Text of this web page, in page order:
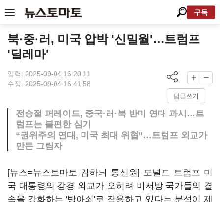
구독
북·중·러, 미국 압박 '신밀월'…트럼프
'딜레마'
입력: 2025-09-04 16:20:11
수정: 2025-09-04 16:41:58
답글쓰기
전승절 퍼레이드, 중국·러·북 반미 연대 과시…트
럼프는 불편한 심기
“권위주의 연대, 미국 최대 위협”…트럼프 외교가
만든 그림자
[뉴스=뉴스토마토 김하늬 통신원] 도널드 트럼프 미
국 대통령의 강경 외교가 오히려 비서방 국가들의 결
속을 강화하는 '방아쇠'로 작용하고 있다는 분석이 제